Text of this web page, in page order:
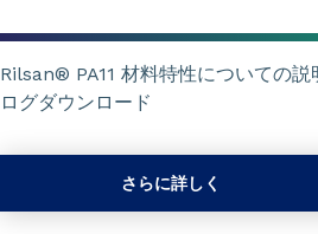
Rilsan® PA11 材料特性についての説
ログダウンロード
さらに詳しく